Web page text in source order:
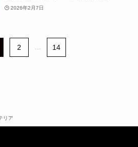
2026年2月7日
2 14
リア